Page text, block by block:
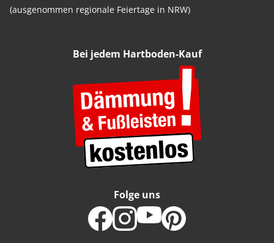
(ausgenommen regionale Feiertage in NRW)
Bei jedem Hartboden-Kauf
Folge uns